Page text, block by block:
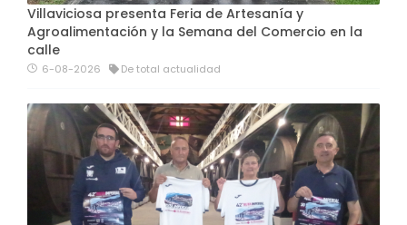
Villaviciosa presenta Feria de Artesanía y
Agroalimentación y la Semana del Comercio en la
calle
6-08-2026 De total actualidad